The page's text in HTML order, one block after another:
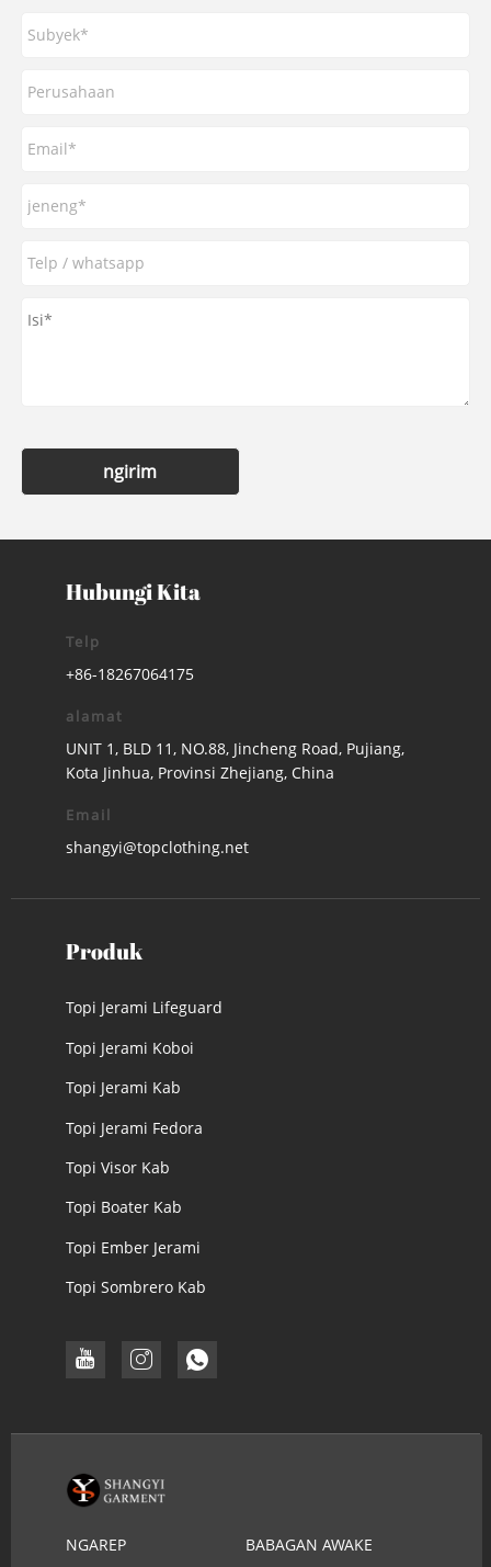
ngirim
Hubungi Kita
Telp
+86-18267064175
alamat
UNIT 1, BLD 11, NO.88, Jincheng Road, Pujiang,
Kota Jinhua, Provinsi Zhejiang, China
Email
shangyi@topclothing.net
Produk
Topi Jerami Lifeguard
Topi Jerami Koboi
Topi Jerami Kab
Topi Jerami Fedora
Topi Visor Kab
Topi Boater Kab
Topi Ember Jerami
Topi Sombrero Kab
NGAREP
BABAGAN AWAKE